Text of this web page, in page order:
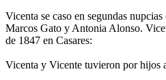
Vicenta se caso en segundas
Marcos Gato y Antonia Alonso.
de 1847 en Casares:
Vicenta y Vicente tuvieron por hijos